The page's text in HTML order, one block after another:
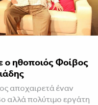
ηθοποιός Φοίβος
αποχαιρετά έναν
αλλά πολύτιμο εργάτη